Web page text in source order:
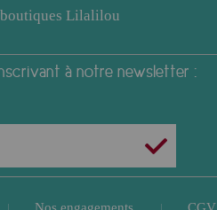
Lilalilou
à notre newsletter :